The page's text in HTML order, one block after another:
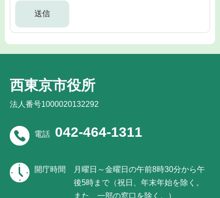
西東京市役所
法人番号1000020132292
電話 042-464-1311
開庁時間
月曜日～金曜日の午前8時30分から午
後5時まで（祝日、年末年始を除く。
また、一部の窓口を除く。）